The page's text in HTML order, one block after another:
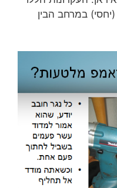
במרחב הבין